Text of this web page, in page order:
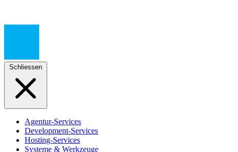
Schliessen
Agentur-Services
Development-Services
Hosting-Services
Systeme & Werkzeuge